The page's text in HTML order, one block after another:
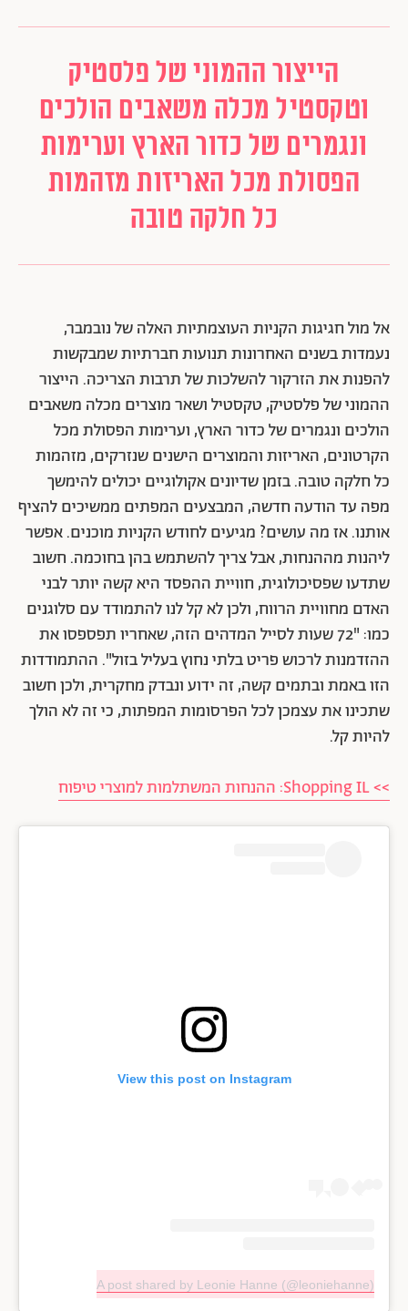
הייצור ההמוני של פלסטיק
וטקסטיל מכלה משאבים הולכים
ונגמרים של כדור הארץ וערימות
הפסולת מכל האריזות מזהמות
כל חלקה טובה
אל מול חגיגות הקניות העוצמתיות האלה של נובמבר,
נעמדות בשנים האחרונות תנועות חברתיות שמבקשות
להפנות את הזרקור להשלכות של תרבות הצריכה. הייצור
ההמוני של פלסטיק, טקסטיל ושאר מוצרים מכלה משאבים
הולכים ונגמרים של כדור הארץ, וערימות הפסולת מכל
הקרטונים, האריזות והמוצרים הישנים שנזרקים, מזהמות
כל חלקה טובה. בזמן שדיונים אקולוגיים יכולים להימשך
מפה עד הודעה חדשה, המבצעים המפתים ממשיכים להציף
אותנו. אז מה עושים? מגיעים לחודש הקניות מוכנים. אפשר
ליהנות מההנחות, אבל צריך להשתמש בהן בחוכמה. חשוב
שתדעו שפסיכולוגית, חוויית ההפסד היא קשה יותר לבני
האדם מחוויית הרווח, ולכן לא קל לנו להתמודד עם סלוגנים
כמו: "72 שעות לסייל המדהים הזה, שאחריו תפספסו את
ההזדמנות לרכוש פריט בלתי נחוץ בעליל בזול". ההתמודדות
הזו באמת ובתמים קשה, זה ידוע ונבדק מחקרית, ולכן חשוב
שתכינו את עצמכן לכל הפרסומות המפתות, כי זה לא הולך
להיות קל.
>> Shopping IL: ההנחות המשתלמות למוצרי טיפוח
View this post on Instagram
A post shared by Leonie Hanne (@leoniehanne)